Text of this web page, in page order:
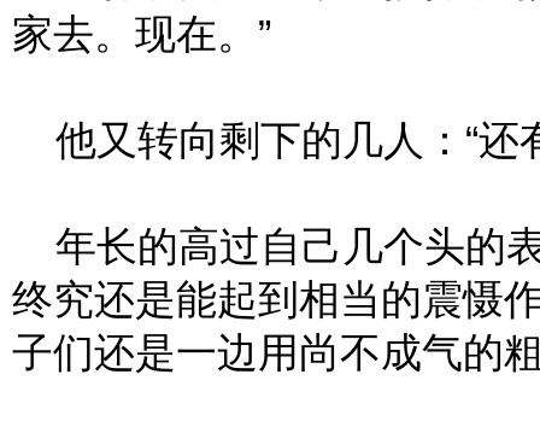
家去。现在。”
他又转向剩下的几人：“还
年长的高过自己几个头的
终究还是能起到相当的震慑
子们还是一边用尚不成气的